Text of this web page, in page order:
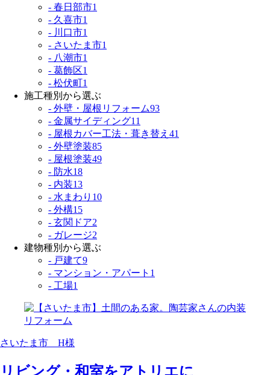
- 春日部市1
- 久喜市1
- 川口市1
- さいたま市1
- 八潮市1
- 葛飾区1
- 松伏町1
施工種別から選ぶ
- 外壁・屋根リフォーム93
- 金属サイディング11
- 屋根カバー工法・葺き替え 41
- 外壁塗装85
- 屋根塗装49
- 防水18
- 内装13
- 水まわり 10
- 外構15
- 玄関ドア2
- ガレージ2
建物種別から選ぶ
- 戸建て9
- マンション・アパート 1
- 工場1
さいたま市 H様
リビング・和室をアトリエに